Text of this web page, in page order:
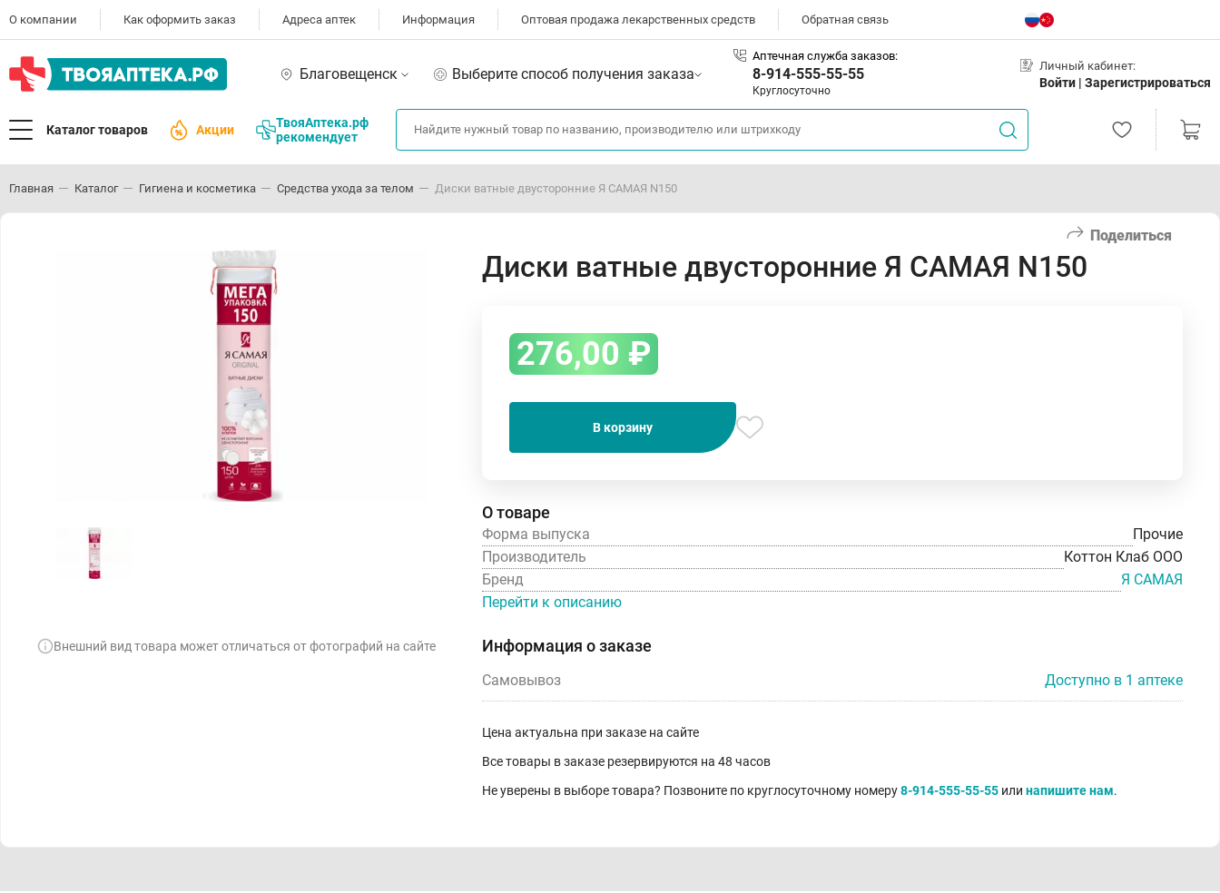
О компании Как оформить заказ Адреса аптек Информация Оптовая продажа лекарственных средств Обратная связь
Благовещенск Выберите способ получения заказа
Аптечная служба заказов:
8-914-555-55-55
Круглосуточно
Личный кабинет:
Войти | Зарегистрироваться
Каталог товаров Акции
ТвояАптека.рф
рекомендует
Главная Каталог Гигиена и косметика Средства ухода за телом Диски ватные двусторонние Я САМАЯ N150
Поделиться
Внешний вид товара может отличаться от фотографий на сайте
Диски ватные двусторонние Я САМАЯ N150
276,00 ₽
В корзину
О товаре
Форма выпуска
Прочие
Производитель
Коттон Клаб ООО
Бренд
Я САМАЯ
Перейти к описанию
Информация о заказе
Самовывоз Доступно в 1 аптеке
Цена актуальна при заказе на сайте
Все товары в заказе резервируются на 48 часов
Не уверены в выборе товара? Позвоните по круглосуточному номеру8-914-555-55-55 или напишите нам.